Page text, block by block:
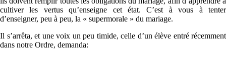
cultiver les vertus qu’enseigne cet état. C’est à vous à tenter
d’enseigner, peu à peu, la « supermorale » du mariage.
Il s’arrêta, et une voix un peu timide, celle d’un élève entré récemment
dans notre Ordre, demanda: